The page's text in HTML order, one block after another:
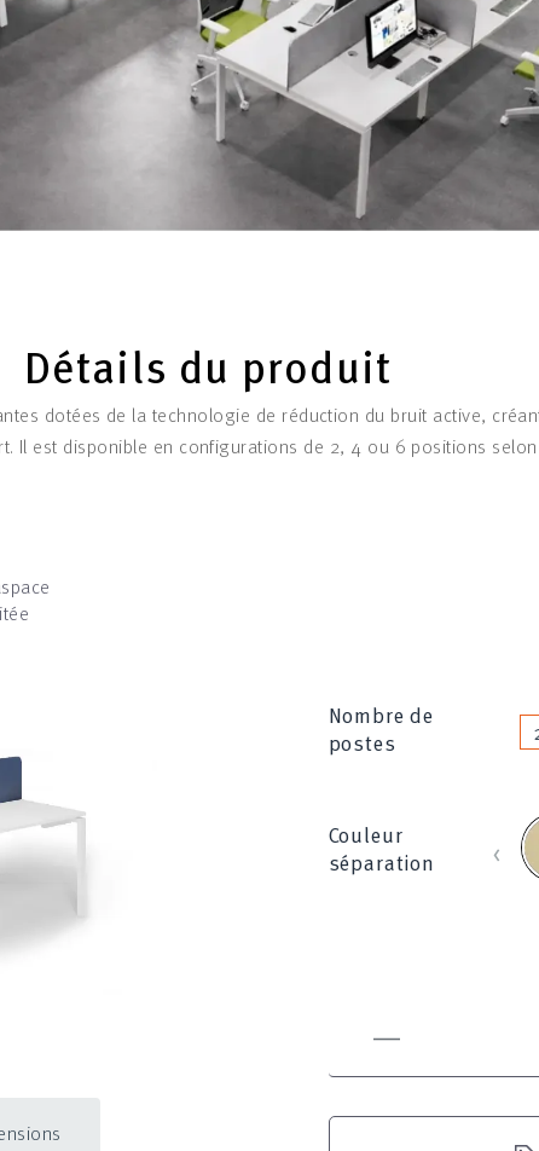
Détails du produit
dotées de la technologie de réduction du bruit active,
Il est disponible en configurations de 2, 4 ou 6 positions
Nombre de
postes
Couleur
séparation
_
‹